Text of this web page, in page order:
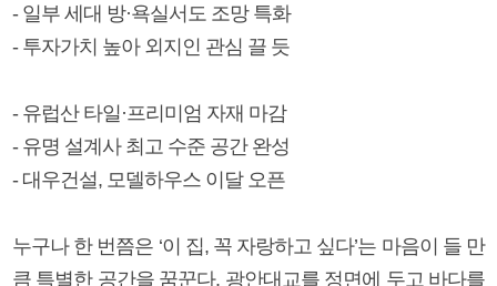
- 일부 세대 방·욕실서도 조망 특화
- 투자가치 높아 외지인 관심 끌 듯
- 유럽산 타일·프리미엄 자재 마감
- 유명 설계사 최고 수준 공간 완성
- 대우건설, 모델하우스 이달 오픈
누구나 한 번쯤은 ‘이 집, 꼭 자랑하고 싶다’는 마음이 들 만
큼 특별한 공간을 꿈꾼다. 광안대교를 정면에 두고 바다를